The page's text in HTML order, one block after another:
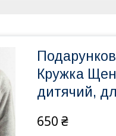
Кружка
дитячий,
650 ₴